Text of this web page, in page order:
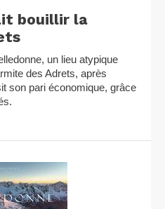
bouillir la
un lieu atypique
des Adrets, après
son pari économique, grâce